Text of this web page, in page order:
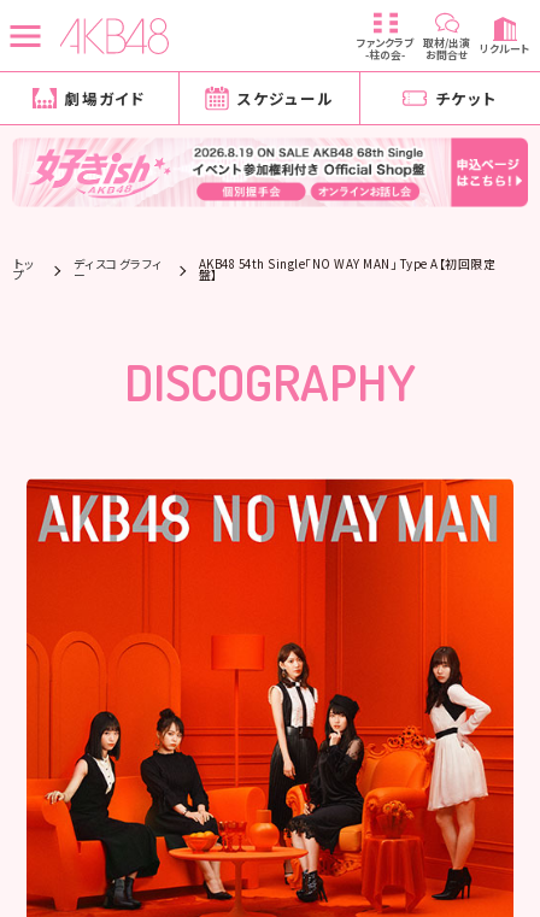
ファンクラブ
-柱の会-
取材/出演
お問合せ リクルート
劇場ガイド スケジュール チケット
トッ
プ
ディスコグラフィ
ー
AKB48 54th Single「NO WAY MAN」 Type A【初回限定
盤】
DISCOGRAPHY